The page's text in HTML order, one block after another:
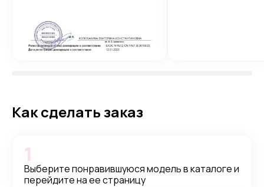
Как сделать заказ
Выберите понравившуюся модель в каталоге и
перейдите на ее страницу
1